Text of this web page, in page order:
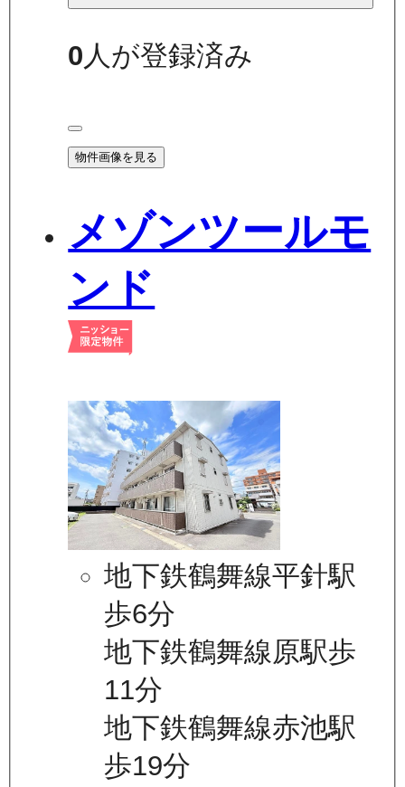
0人が登録済み
物件画像を見る
メゾンツールモ
ンド
地下鉄鶴舞線平針駅
歩6分
地下鉄鶴舞線原駅歩
11分
地下鉄鶴舞線赤池駅
歩19分